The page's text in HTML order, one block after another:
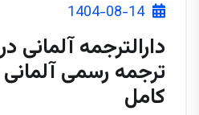
1404-08-14
دارالترجمه آلمانی
ترجمه رسمی آلمانی
کامل